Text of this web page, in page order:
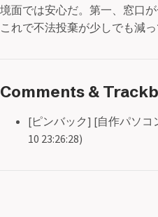
境面では安心だ。第一、窓口
これで不法投棄が少しでも減っ
Comments &
[ピンバック] [自作パソコ
10 23:26:28)